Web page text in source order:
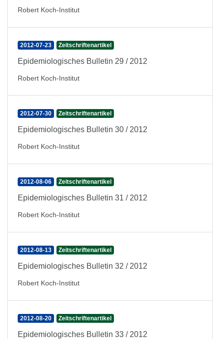
Robert Koch-Institut
2012-07-23 Zeitschriftenartikel
Epidemiologisches Bulletin 29 / 2012
Robert Koch-Institut
2012-07-30 Zeitschriftenartikel
Epidemiologisches Bulletin 30 / 2012
Robert Koch-Institut
2012-08-06 Zeitschriftenartikel
Epidemiologisches Bulletin 31 / 2012
Robert Koch-Institut
2012-08-13 Zeitschriftenartikel
Epidemiologisches Bulletin 32 / 2012
Robert Koch-Institut
2012-08-20 Zeitschriftenartikel
Epidemiologisches Bulletin 33 / 2012